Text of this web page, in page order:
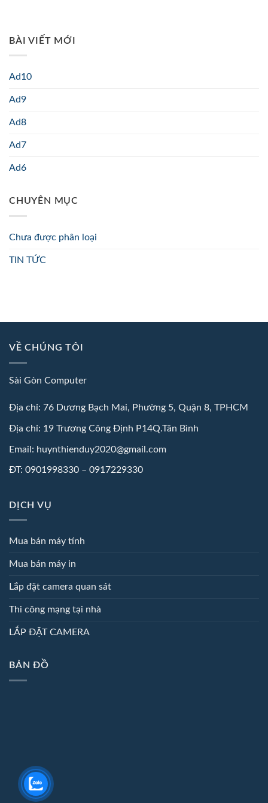
BÀI VIẾT MỚI
Ad10
Ad9
Ad8
Ad7
Ad6
CHUYÊN MỤC
Chưa được phân loại
TIN TỨC
VỀ CHÚNG TÔI
Sài Gòn Computer
Địa chỉ: 76 Dương Bạch Mai, Phường 5, Quận 8, TPHCM
Địa chỉ: 19 Trương Công Định P14Q.Tân Bình
Email: huynthienduy2020@gmail.com
ĐT: 0901998330 – 0917229330
DỊCH VỤ
Mua bán máy tính
Mua bán máy in
Lắp đặt camera quan sát
Thi công mạng tại nhà
LẮP ĐẶT CAMERA
BẢN ĐỒ